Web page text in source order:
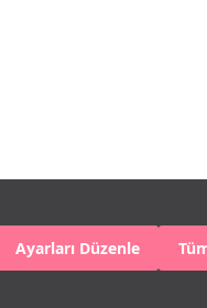
Ayarları Düzenle